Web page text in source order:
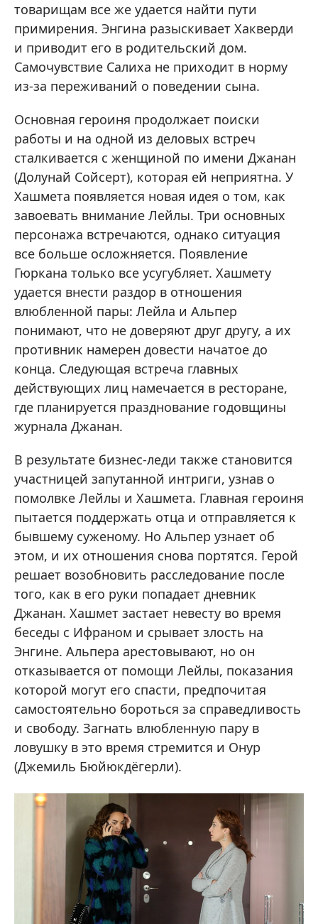
товарищам все же удается найти пути
примирения. Энгина разыскивает Хакверди
и приводит его в родительский дом.
Самочувствие Салиха не приходит в норму
из-за переживаний о поведении сына.
Основная героиня продолжает поиски
работы и на одной из деловых встреч
сталкивается с женщиной по имени Джанан
(Долунай Сойсерт), которая ей неприятна. У
Хашмета появляется новая идея о том, как
завоевать внимание Лейлы. Три основных
персонажа встречаются, однако ситуация
все больше осложняется. Появление
Гюркана только все усугубляет. Хашмету
удается внести раздор в отношения
влюбленной пары: Лейла и Альпер
понимают, что не доверяют друг другу, а их
противник намерен довести начатое до
конца. Следующая встреча главных
действующих лиц намечается в ресторане,
где планируется празднование годовщины
журнала Джанан.
В результате бизнес-леди также становится
участницей запутанной интриги, узнав о
помолвке Лейлы и Хашмета. Главная героиня
пытается поддержать отца и отправляется к
бывшему суженому. Но Альпер узнает об
этом, и их отношения снова портятся. Герой
решает возобновить расследование после
того, как в его руки попадает дневник
Джанан. Хашмет застает невесту во время
беседы с Ифраном и срывает злость на
Энгине. Альпера арестовывают, но он
отказывается от помощи Лейлы, показания
которой могут его спасти, предпочитая
самостоятельно бороться за справедливость
и свободу. Загнать влюбленную пару в
ловушку в это время стремится и Онур
(Джемиль Бюйюкдёгерли).